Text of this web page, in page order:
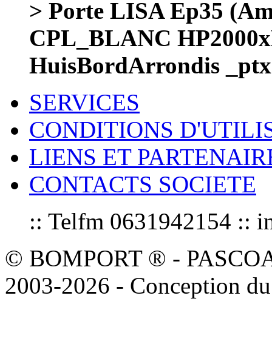
> Porte LISA Ep35
CPL_BLANC
HuisBordArrondis _ptx
SERVICES
CONDITIONS
LIENS ET
CONTACTS SOCIETE
:: Telfm 0631942154 ::
© BOMPORT ® -
2003-2026 - Conception